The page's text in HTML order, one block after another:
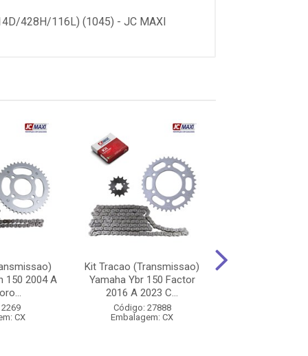
428H/116L) (1045) - JC MAXI
150 2004 A
CX
Kit Tracao (Transmissao)
Yamaha Ybr 150 Factor
2016 A 2023 C...
Código: 27888
Embalagem: CX